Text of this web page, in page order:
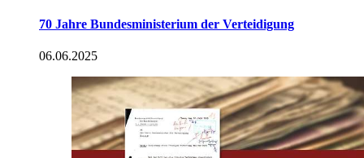
70 Jahre Bundesministerium der Verteidigung
06.06.2025